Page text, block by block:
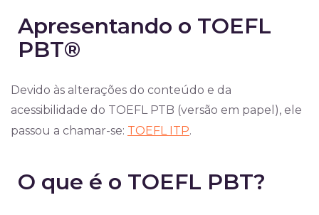
Apresentando o TOEFL
PBT®
Devido às alterações do conteúdo e da
acessibilidade do TOEFL PTB (versão em papel), ele
passou a chamar-se: TOEFL ITP.
O que é o TOEFL PBT?